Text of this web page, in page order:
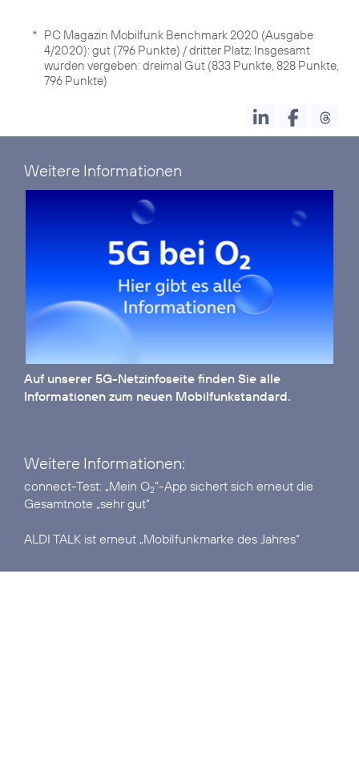
* PC Magazin Mobilfunk Benchmark 2020 (Ausgabe
4/2020): gut (796 Punkte) / dritter Platz; Insgesamt
wurden vergeben: dreimal Gut (833 Punkte, 828 Punkte,
796 Punkte)
Weitere Informationen
Auf unserer 5G-Netzinfoseite finden Sie alle
Informationen zum neuen Mobilfunkstandard.
Weitere Informationen:
connect-Test: „Mein O2“-App sichert sich erneut die
Gesamtnote „sehr gut“
ALDI TALK ist erneut „Mobilfunkmarke des Jahres“